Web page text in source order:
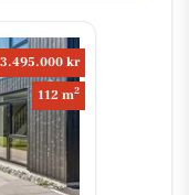
3.495.000 kr
112 m2